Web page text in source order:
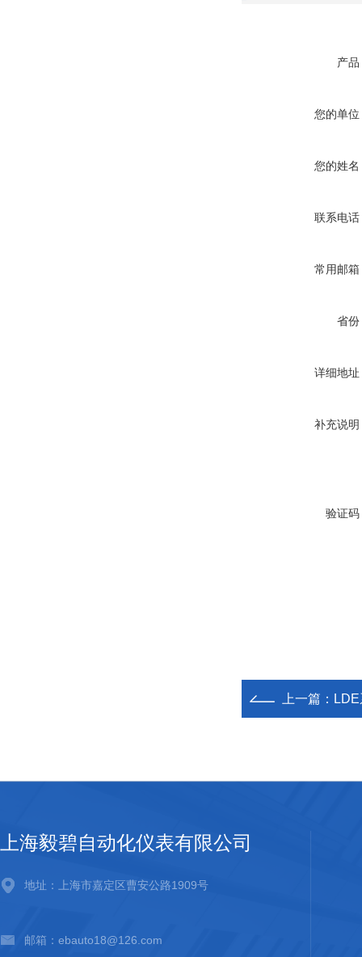
产品
您的单位
您的姓名
联系电话
常用邮箱
省份
详细地址
补充说明
验证码
上一篇：
上海毅碧自动化仪表有限公司
地址：上海市嘉定区曹安公路1909号
邮箱：ebauto18@126.com